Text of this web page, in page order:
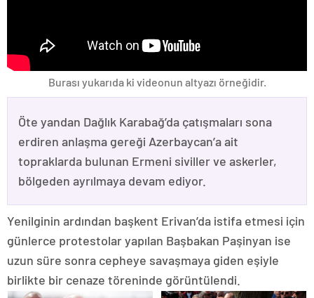
Burası yukarıda ki videonun altyazı örneğidir.
Öte yandan Dağlık Karabağ’da çatışmaları sona
erdiren anlaşma gereği Azerbaycan’a ait
topraklarda bulunan Ermeni siviller ve askerler,
bölgeden ayrılmaya devam ediyor.
Yenilginin ardından başkent Erivan’da istifa etmesi için
günlerce protestolar yapılan Başbakan Paşinyan ise
uzun süre sonra cepheye savaşmaya giden eşiyle
birlikte bir cenaze töreninde görüntülendi.